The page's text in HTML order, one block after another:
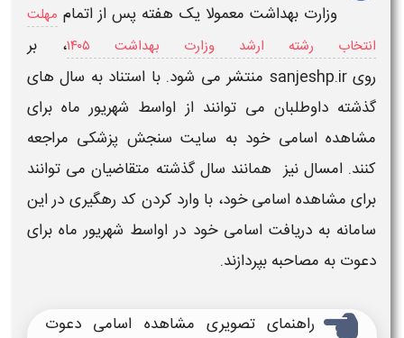
وزارت بهداشت معمولا یک هفته پس از اتمام مهلت
انتخاب رشته ارشد وزارت بهداشت ۱۴۰۵
، بر
رویsanjeshp.ir منتشر می شود. با استناد به سال های
گذشته داوطلبان می توانند از اواسط شهریور ماه برای
مشاهده اسامی خود به سایت سنجش پزشکی مراجعه
کنند. امسال نیز همانند سال گذشته متقاضیان می توانند
برای مشاهده اسامیخود، با وارد کردن کد رهگیری در این
سامانه به دریافتاسامیخود در اواسط شهریور ماه برای
دعوت به مصاحبه بپردازند.
راهنمای تصویری مشاهده اسامی دعوت